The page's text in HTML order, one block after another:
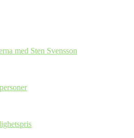
med Sten Svensson